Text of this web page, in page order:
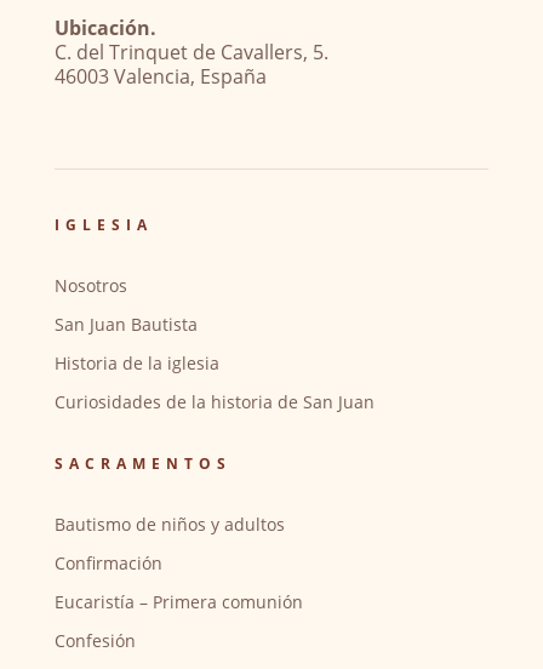
Ubicación.
C. del Trinquet de Cavallers, 5.
46003 Valencia, España
IGLESIA
Nosotros
San Juan Bautista
Historia de la iglesia
Curiosidades de la historia de San Juan
SACRAMENTOS
Bautismo de niños y adultos
Confirmación
Eucaristía – Primera comunión
Confesión